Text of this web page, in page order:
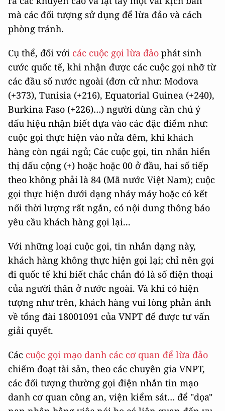
mà các đối tượng sử dụng để lừa đảo và cách
phòng tránh.
Cụ thể, đối với các cuộc gọi lừa đảo phát sinh
cước quốc tế, khi nhận được các cuộc gọi nhỡ từ
các đầu số nước ngoài (đơn cử như: Modova
(+373), Tunisia (+216), Equatorial Guinea (+240),
Burkina Faso (+226)…) người dùng cần chú ý
dấu hiệu nhận biết dựa vào các đặc điểm như:
cuộc gọi thực hiện vào nửa đêm, khi khách
hàng còn ngái ngủ; Các cuộc gọi, tin nhắn hiển
thị dấu cộng (+) hoặc hoặc 00 ở đầu, hai số tiếp
theo không phải là 84 (Mã nước Việt Nam); cuộc
gọi thực hiện dưới dạng nháy máy hoặc có kết
nối thời lượng rất ngắn, có nội dung thông báo
yêu cầu khách hàng gọi lại...
Với những loại cuộc gọi, tin nhắn dạng này,
khách hàng không thực hiện gọi lại; chỉ nên gọi
đi quốc tế khi biết chắc chắn đó là số điện thoại
của người thân ở nước ngoài. Và khi có hiện
tượng như trên, khách hàng vui lòng phản ánh
về tổng đài 18001091 của VNPT để được tư vấn
giải quyết.
Các cuộc gọi mạo danh các cơ quan để lừa đảo
chiếm đoạt tài sản, theo các chuyên gia VNPT,
các đối tượng thường gọi điện nhắn tin mạo
danh cơ quan công an, viện kiểm sát… để "dọa"